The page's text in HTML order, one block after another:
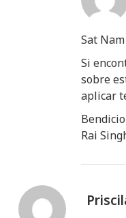
Sat
Si
sobre
aplicar
Rai